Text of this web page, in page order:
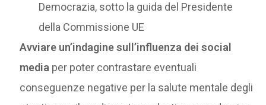
Democrazia, sotto la guida del Presidente
della Commissione UE
Avviare un’indagine sull’influenza dei social
media per poter contrastare eventuali
conseguenze negative per la salute mentale degli